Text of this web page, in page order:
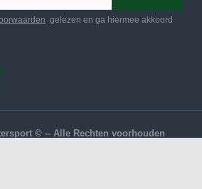
gelezen en ga hiermee akkoord
© -- Alle Rechten voorhouden